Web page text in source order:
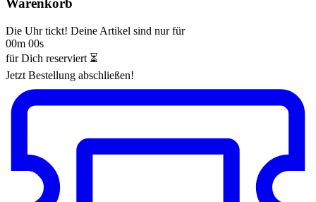
Warenkorb
Die Uhr tickt! Deine Artikel sind nur für
00m 00s
für Dich reserviert ⏳
Jetzt Bestellung abschließen!